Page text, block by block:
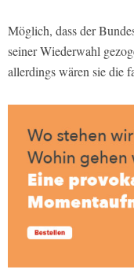
Möglich, dass der
seiner Wiederwahl
allerdings wären sie die